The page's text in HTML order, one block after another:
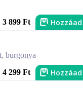
3 899 Ft Hozzáad
burgonya
4 299 Ft Hozzáad